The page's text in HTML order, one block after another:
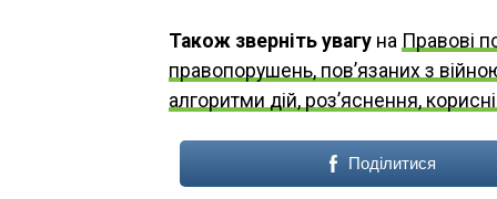
Також зверніть увагу на Правові
правопорушень, пов’язаних з
алгоритми дій, роз’яснення,
Поділитися